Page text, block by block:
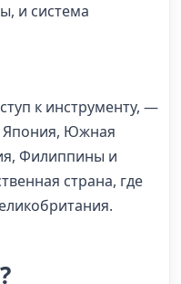
и система
к инструменту, —
Япония, Южная
Филиппины и
страна, где